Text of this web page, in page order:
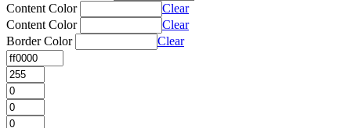
Content Color
Clear
Content Color
Clear
Border Color
Clear